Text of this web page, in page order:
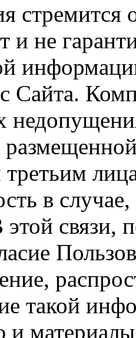
стремится
и не
Сайта.
в
связи,
такой